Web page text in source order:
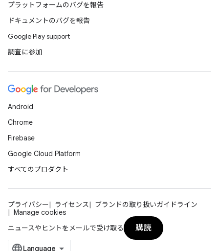
プラットフォームのバグを報告
ドキュメントのバグを報告
Google Play support
調査に参加
Android
Chrome
Firebase
Google Cloud Platform
すべてのプロダクト
プライバシー ライセンス
ブランドの取り扱いガイドライン
Manage cookies
ニュースやヒントをメールで受け取る
購読